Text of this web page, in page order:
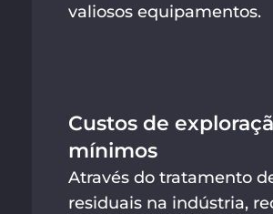
valiosos equipamentos.
Custos de
mínimos
Através do tratamento
residuais na indústria,